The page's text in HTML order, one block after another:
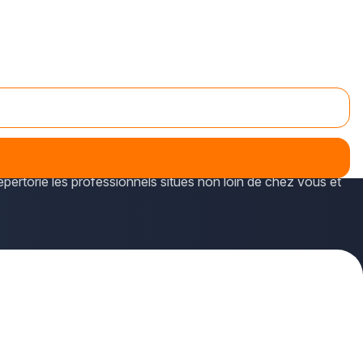
sur plus-que-pro.fr.
les professionnels situés non loin de chez vous et